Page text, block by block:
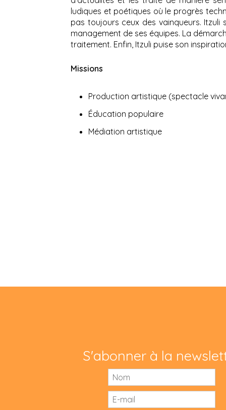
ludiques et poétiques où le progrès
pas toujours ceux des vainqueurs. Itzuli
management de ses équipes. La
traitement. Enfin, Itzuli puise son
Missions
Production artistique (spectacle
Éducation populaire
Médiation artistique
S'abonner à la